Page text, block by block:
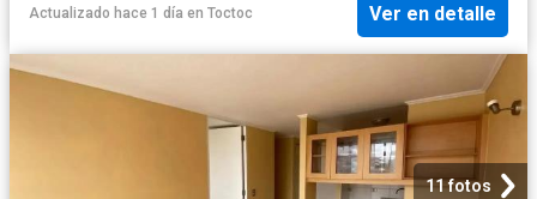
Actualizado hace 1 día en Toctoc Ver en detalle
11 fotos